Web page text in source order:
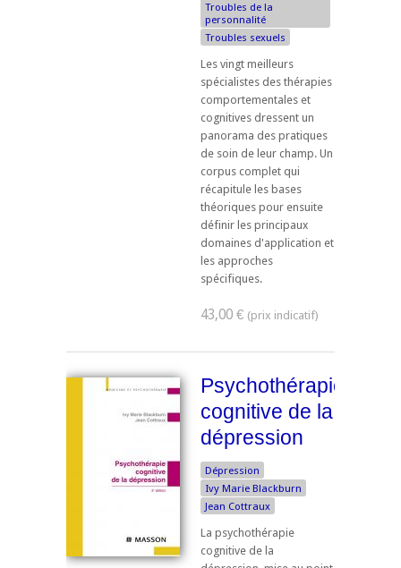
Troubles de la
personnalité
Troubles sexuels
Les vingt meilleurs
spécialistes des thérapies
comportementales et
cognitives dressent un
panorama des pratiques
de soin de leur champ. Un
corpus complet qui
récapitule les bases
théoriques pour ensuite
définir les principaux
domaines d'application et
les approches
spécifiques.
43,00 €
Psychothérapie
cognitive de la
dépression
Dépression
Ivy Marie Blackburn
Jean Cottraux
La psychothérapie
cognitive de la